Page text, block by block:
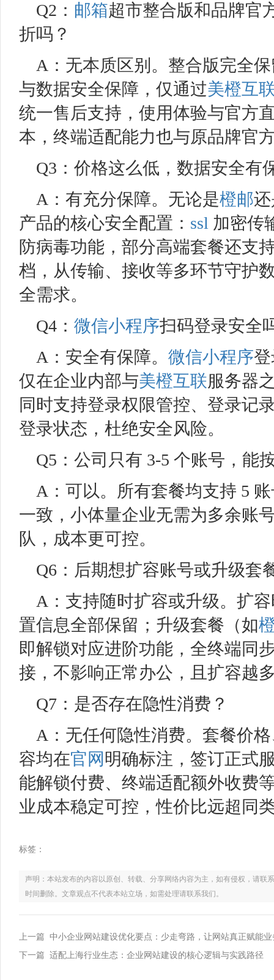
Q2： 邮箱超市整合版和品牌官
折吗？
A：无本质区别。整合版完全
与数据安全保障，仅通过美橙互
统一售后支持，使用体验与官方
本，终端适配能力也与原品牌官
Q3：价格这么低，数据安全有
A：有充分保障。无论是橙邮
产品的核心安全配置： ssl 加密传
防病毒功能，部分高端套餐还支
档，从传输、接收等多环节守护
全需求。
Q4： 微信小程序扫码登录安全
A：安全有保障。 微信小程序
仅在企业内部与美橙互联服务器
同时支持登录权限管控、登录记
登录状态，杜绝安全风险。
Q5：公司只有 3-5 个账号，能
A：可以。所有套餐均支持 5
一致，小体量企业无需为多余账
队，成本更可控。
Q6：后期想扩容账号或升级套
A：支持随时扩容或升级。扩
置信息全部保留；升级套餐（如
即解锁对应进阶功能，全终端同
接，不影响正常办公，且扩容越
Q7：是否存在隐性消费？
A：无任何隐性消费。套餐价
容均在官网明确标注，签订正式
能解锁付费、终端适配额外收费
业成本稳定可控，性价比远超同
标签：
声明：本站发布的内容以原创、转载、分享网络内容为主，如有侵权，请
时间删除。文章观点不代表本站立场，如需处理请联系我们。
上一篇 中小企业网站建设优化要点：少走弯路，让网站真正赋能业
下一篇 适配上海行业生态：企业网站建设的核心逻辑与实践路径